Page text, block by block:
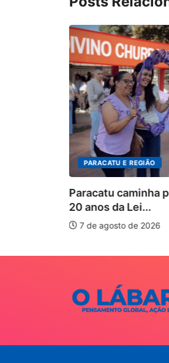
PARACATU E REGIÃO
Paracatu caminha
20 anos da Lei...
7 de agosto de 2026